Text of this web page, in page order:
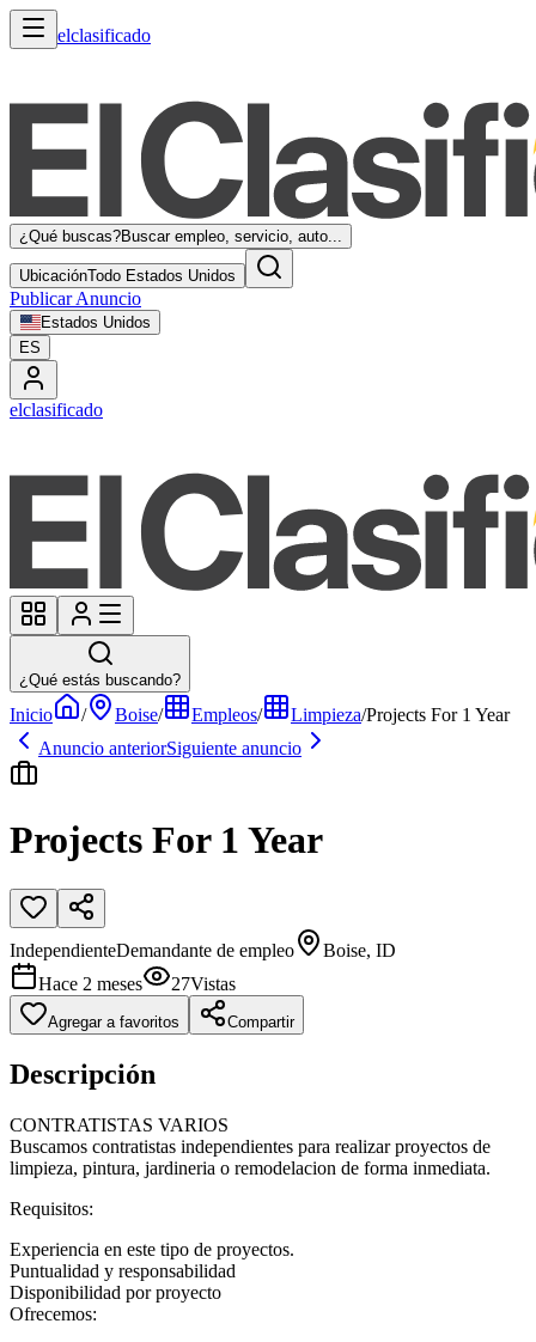
elclasificado
¿Qué buscas?Buscar empleo, servicio, auto...
UbicaciónTodo Estados Unidos
Publicar Anuncio
Estados Unidos
ES
elclasificado
¿Qué estás buscando?
Inicio / Boise/ Empleos/ Limpieza/Projects For 1 Year
Anuncio anteriorSiguiente anuncio
Projects For 1 Year
IndependienteDemandante de empleo
Boise, ID
Hace 2 meses
27Vistas
Agregar a favoritos Compartir
Descripción
CONTRATISTAS VARIOS
Buscamos contratistas independientes para realizar proyectos de
limpieza, pintura, jardineria o remodelacion de forma inmediata.
Requisitos:
Experiencia en este tipo de proyectos.
Puntualidad y responsabilidad
Disponibilidad por proyecto
Ofrecemos: